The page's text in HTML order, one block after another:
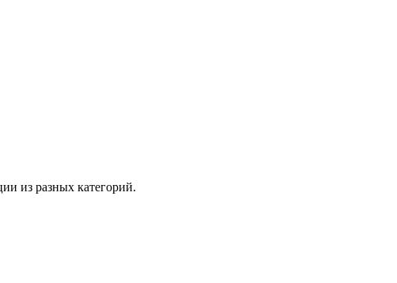
из разных категорий.